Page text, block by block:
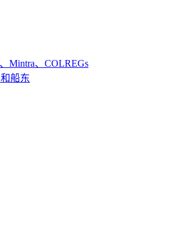
Mintra、COLREGs
船东